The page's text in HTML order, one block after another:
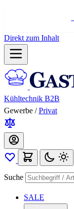
Direkt zum Inhalt
Kühltechnik B2B
Gewerbe / Privat
Suche
SALE